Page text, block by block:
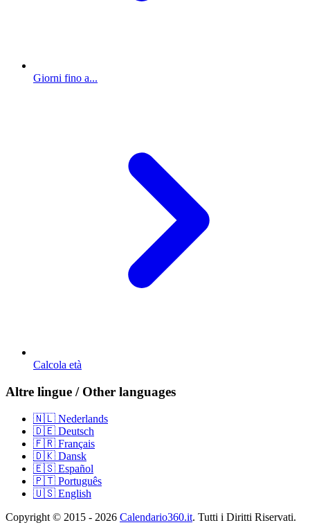
Giorni fino a...
Calcola età
Altre lingue / Other languages
🇳🇱 Nederlands
🇩🇪 Deutsch
🇫🇷 Français
🇩🇰 Dansk
🇪🇸 Español
🇵🇹 Português
🇺🇸 English
Copyright © 2015 - 2026 Calendario360.it. Tutti i Diritti Riservati.